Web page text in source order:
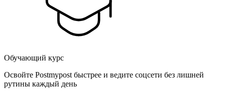
Обучающий курс
Освойте Postmypost быстрее и ведите соцсети без лишней
рутины каждый день